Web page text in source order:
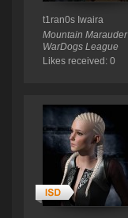
t1ran0s Iwaira
Mountain Marauder
WarDogs League
Likes received: 0